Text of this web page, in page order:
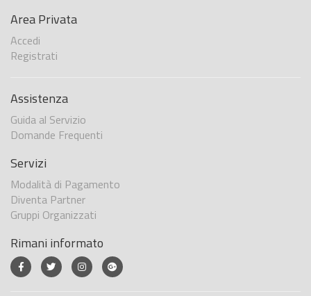
Area Privata
Accedi
Registrati
Assistenza
Guida al Servizio
Domande Frequenti
Servizi
Modalità di Pagamento
Diventa Partner
Gruppi Organizzati
Rimani informato